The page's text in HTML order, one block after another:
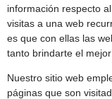
información respecto
visitas a una web
es que con ellas las
tanto brindarte el
Nuestro sitio web
páginas que son